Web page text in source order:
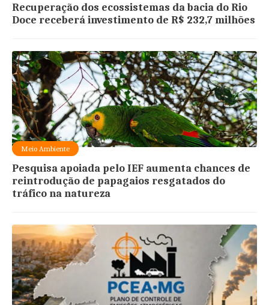
Recuperação dos ecossistemas da bacia do Rio
Doce receberá investimento de R$ 232,7 milhões
Meio Ambiente
Pesquisa apoiada pelo IEF aumenta chances de
reintrodução de papagaios resgatados do
tráfico na natureza